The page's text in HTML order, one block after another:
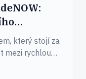
2025
který stojí za
mezi rychlou